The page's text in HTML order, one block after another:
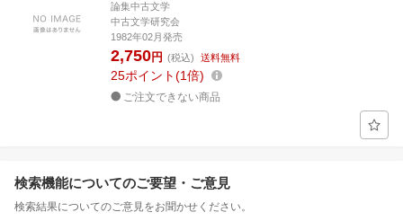
論集中古文学
中古文学研究会
1982年02月発売
2,750円 (税込) 送料無料
25ポイント 1倍
ご注文できない商品
検索機能についてのご要望・ご意見
検索結果についてのご意見をお聞かせください。